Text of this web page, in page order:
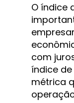
O índice
com
índice
métrica